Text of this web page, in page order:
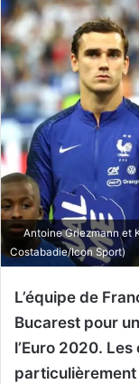
Antoine Griezmann et
Costabadie/Icon Sport)
L’équipe de
Bucarest pour
l’Euro 2020.